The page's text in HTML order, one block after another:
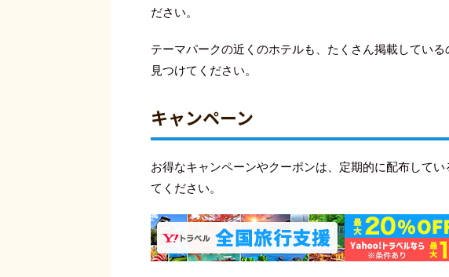
ださい。
テーマパークの近くのホテルも、たくさん掲載してい
見つけてください。
キャンペーン
お得なキャンペーンやクーポンは、定期的に配布して
てください。